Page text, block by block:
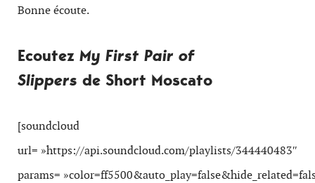
Bonne écoute.
Ecoutez My First Pair of
Slippers de Short Moscato
[soundcloud
url= »https://api.soundcloud.com/playlists/344440483″
params=